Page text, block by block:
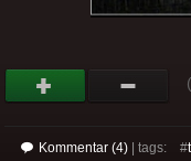
(
Kommentar (4) | tags: #